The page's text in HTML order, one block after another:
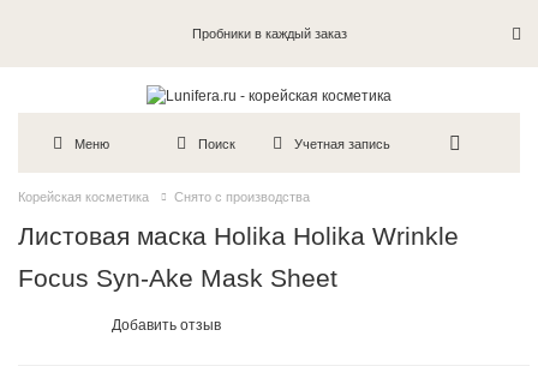
Пробники в каждый заказ
Меню Поиск Учетная запись
Корейская косметика Снято с производства
Листовая маска Holika Holika Wrinkle
Focus Syn-Ake Mask Sheet
Добавить отзыв